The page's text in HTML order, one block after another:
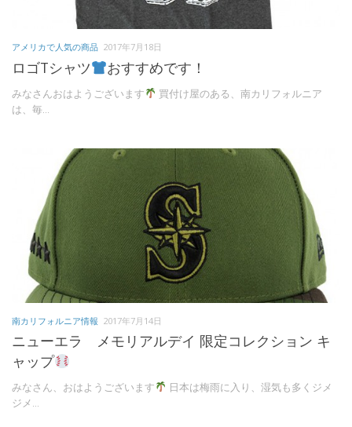
アメリカで人気の商品 2017年7月18日
ロゴTシャツ おすすめです！
みなさんおはようございます
買付け屋のある、南カリフォルニア
は、毎...
南カリフォルニア情報 2017年7月14日
ニューエラ メモリアルデイ 限定コレクション キ
ャップ
みなさん、おはようございます
日本は梅雨に入り、湿気も多くジメ
ジメ...